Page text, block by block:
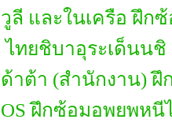
วูลี และในเครือ ฝึก
ไทยชิบาอุระเด็นน
ด้าต้า (สำนักงาน) ฝึ
OS ฝึกซ้อมอพยพหนี